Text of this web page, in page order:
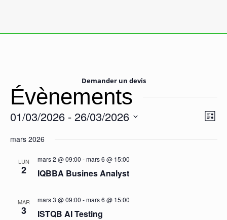
Demander un devis
Évènements
Liste
01/03/2026 - 26/03/2026
une
mars 2026
LUN
2 IQBBA Busines Analyst
mars 2 @ 09:00 -mars 6 @ 15:00
MAR
3 ISTQB AI Testing
mars 3 @ 09:00 -mars 6 @ 15:00